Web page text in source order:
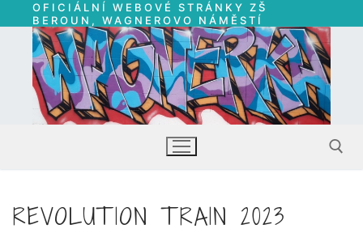
Přeskočit
na
obsah
OFICIÁLNÍ WEBOVÉ STRÁNKY ZŠ
BEROUN, WAGNEROVO NÁMĚSTÍ
Hledat:
REVOLUTION TRAIN 2023